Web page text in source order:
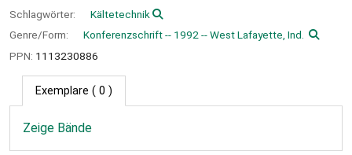
Schlagwörter:
Kältetechnik
Genre/Form:
Konferenzschrift -- 1992 -- West Lafayette, Ind.
PPN: 1113230886
Exemplare ( 0 )
Zeige Bände